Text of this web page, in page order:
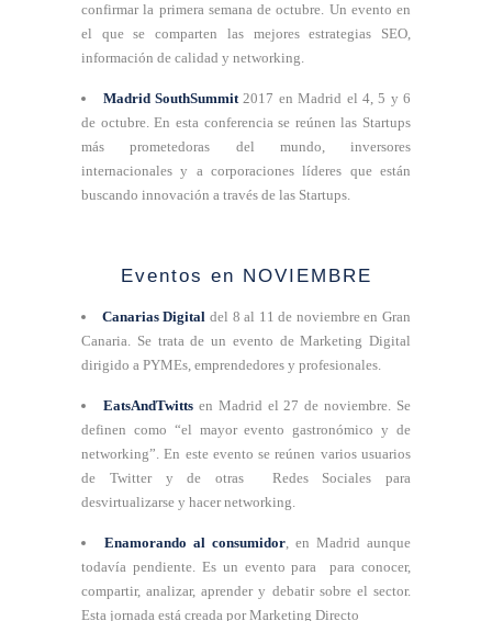
confirmar la primera semana de octubre. Un evento en
el que se comparten las mejores estrategias SEO,
información de calidad y networking.
Madrid SouthSummit2017 en Madrid el 4, 5 y 6
de octubre. En esta conferencia se reúnen las Startups
más prometedoras del mundo, inversores
internacionales y a corporaciones líderes que están
buscando innovación a través de las Startups.
Eventos en NOVIEMBRE
Canarias Digital del 8 al 11 de noviembre en Gran
Canaria. Se trata de un evento de Marketing Digital
dirigido a PYMEs, emprendedores y profesionales.
EatsAndTwitts en Madrid el 27 de noviembre. Se
definen como “el mayor evento gastronómico y de
networking”. En este evento se reúnen varios usuarios
de Twitter y de otras Redes Sociales para
desvirtualizarse y hacer networking.
Enamorando al consumidor, en Madrid aunque
todavía pendiente. Es un evento para para conocer,
compartir, analizar, aprender y debatir sobre el sector.
Esta jornada está creada por Marketing Directo